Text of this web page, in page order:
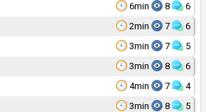
6min
8 6
2min
7 6
3min
7 5
3min
8 6
4min
7 4
3min
8 5